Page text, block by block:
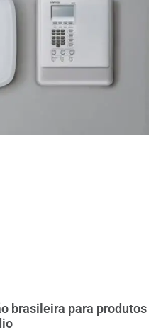
brasileira para produtos